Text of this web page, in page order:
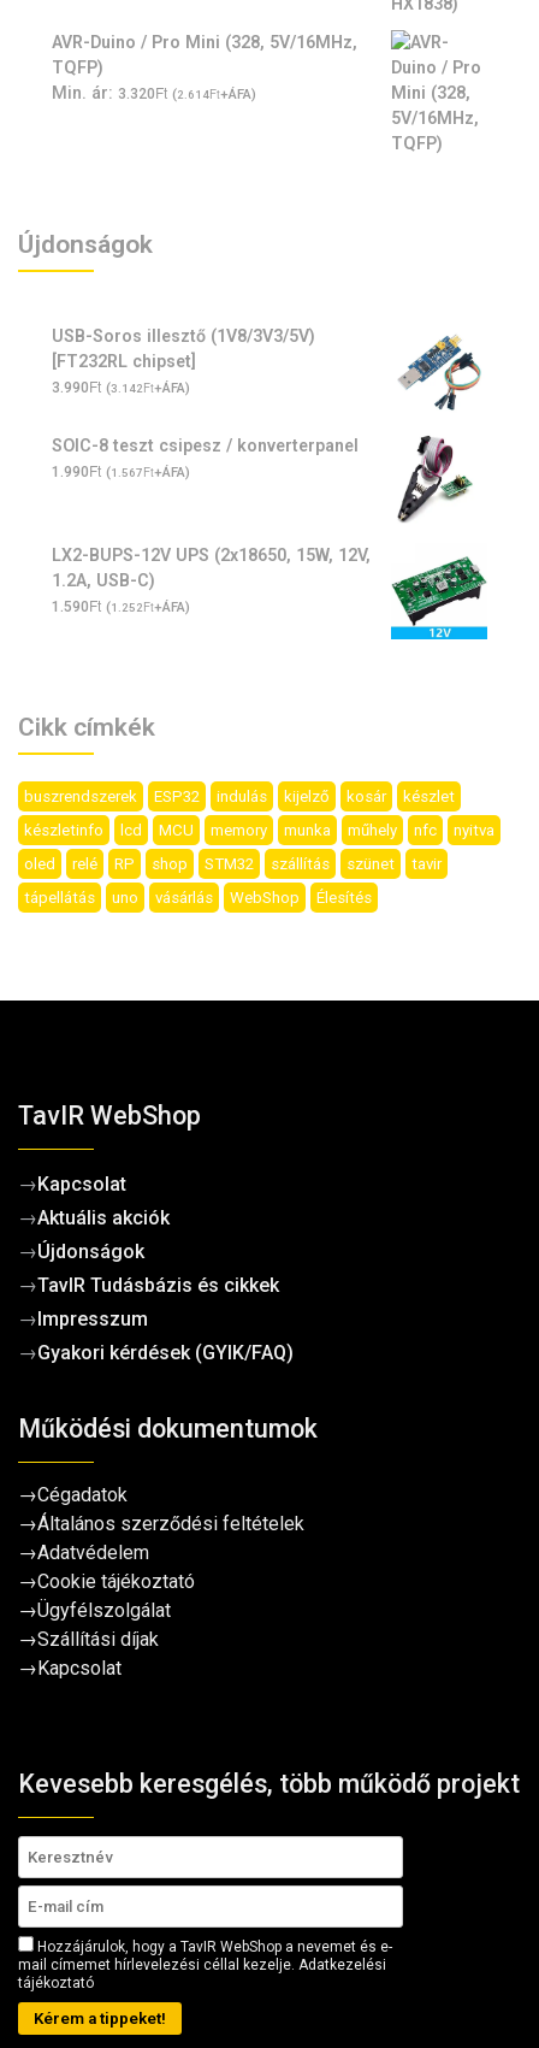
AVR-Duino / Pro Mini (328, 5V/16MHz,
TQFP)
Min. ár: 3.320Ft (2.614Ft+ÁFA)
Újdonságok
USB-Soros illesztő (1V8/3V3/5V)
[FT232RL chipset]
3.990Ft (3.142Ft+ÁFA)
SOIC-8 teszt csipesz / konverterpanel
1.990Ft (1.567Ft+ÁFA)
LX2-BUPS-12V UPS (2x18650, 15W, 12V,
1.2A, USB-C)
1.590Ft (1.252Ft+ÁFA)
Cikk címkék
buszrendszerek ESP32 indulás kijelző kosár
készlet
készletinfo
lcd MCU memory munka műhely nfc
nyitva
oled
relé RP shop STM32 szállítás szünet
tavir
tápellátás
uno vásárlás WebShop Élesítés
TavIR WebShop
→Kapcsolat
→Aktuális akciók
→Újdonságok
→TavIR Tudásbázis és cikkek
→Impresszum
→Gyakori kérdések (GYIK/FAQ)
Működési dokumentumok
→Cégadatok
→Általános szerződési feltételek
→Adatvédelem
→Cookie tájékoztató
→Ügyfélszolgálat
→Szállítási díjak
→Kapcsolat
Kevesebb keresgélés, több működő projekt
Hozzájárulok, hogy a TavIR WebShop a nevemet és e-
mail címemet hírlevelezési céllal kezelje. Adatkezelési
tájékoztató
Kérem a tippeket!